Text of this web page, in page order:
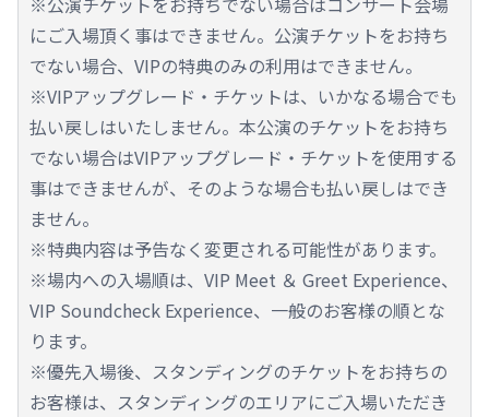
にご入場頂く事はできません。公演チケットをお持ち
でない場合、VIPの特典のみの利用はできません。
※VIPアップグレード・チケットは、いかなる場合でも
払い戻しはいたしません。本公演のチケットをお持ち
でない場合はVIPアップグレード・チケットを使用する
事はできませんが、そのような場合も払い戻しはでき
ません。
※特典内容は予告なく変更される可能性があります。
※場内への入場順は、VIP Meet ＆ Greet Experience、
VIP Soundcheck Experience、一般のお客様の順とな
ります。
※優先入場後、スタンディングのチケットをお持ちの
お客様は、スタンディングのエリアにご入場いただき